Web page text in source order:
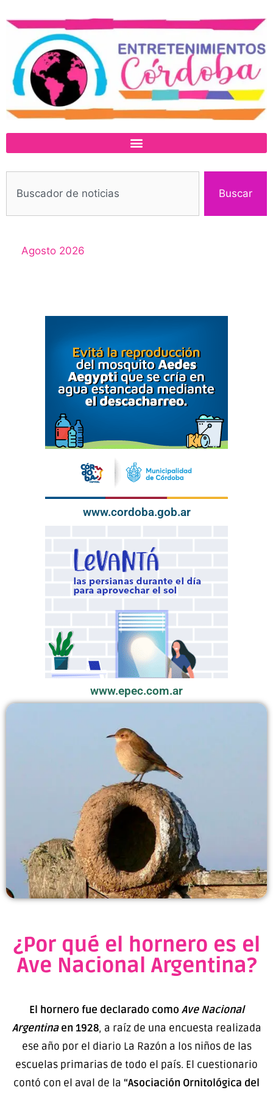
Buscar
Agosto 2026
www.cordoba.gob.ar
www.epec.com.ar
¿Por qué el hornero es el
Ave Nacional Argentina?
El hornero fue declarado como Ave Nacional
Argentinaen 1928, a raíz de una encuesta realizada
ese año por el diario La Razón a los niños de las
escuelas primarias de todo el país. El cuestionario
contó con el aval de la “Asociación Ornitológica del